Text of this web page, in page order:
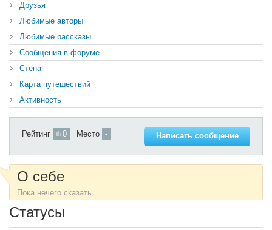
Друзья
Любимые авторы
Любимые рассказы
Сообщения в форуме
Стена
Карта путешествий
Активность
Рейтинг 0 Место - Написать сообщение
О себе
Пока нечего сказать
Статусы